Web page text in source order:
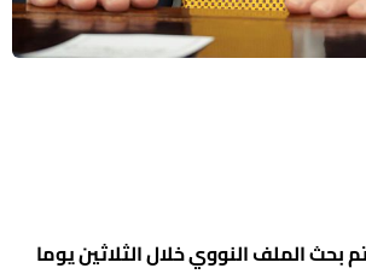
بحث الملف النووي خلال الثلاثين يوما